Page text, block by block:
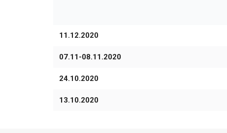
11.12.2020
07.11-08.11.2020
24.10.2020
13.10.2020